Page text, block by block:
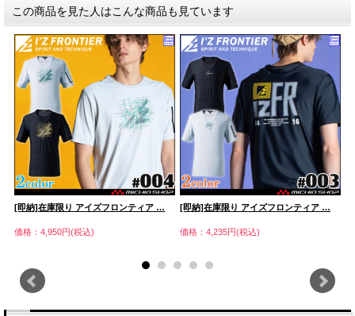
この商品を見た人はこんな商品も見ています
[即納]在庫限り アイズフロンティア …
価格：4,950円(税込)
[即納]在庫限り アイズフロンティア …
価格：4,235円(税込)